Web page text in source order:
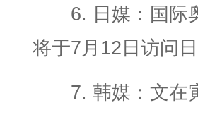
6. 日媒：国际
将于7月12日访问日
7. 韩媒：文在